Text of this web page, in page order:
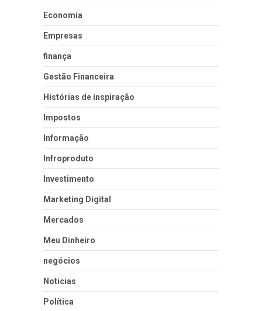
Economia
Empresas
finança
Gestão Financeira
Histórias de inspiração
Impostos
Informação
Infroproduto
Investimento
Marketing Digital
Mercados
Meu Dinheiro
negócios
Noticias
Política